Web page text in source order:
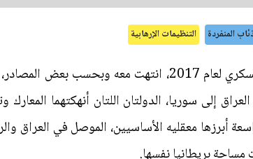
المنفردة التنظيمات الإرهابية
هزيمة تنظيم داعش الارهابي في سوريا والعراق يعد اهم حدث عسكري لعام
سوريا، الدولتان اللتان أنهكتهما المعارك
معقليه الأساسيين، الموصل في العراق